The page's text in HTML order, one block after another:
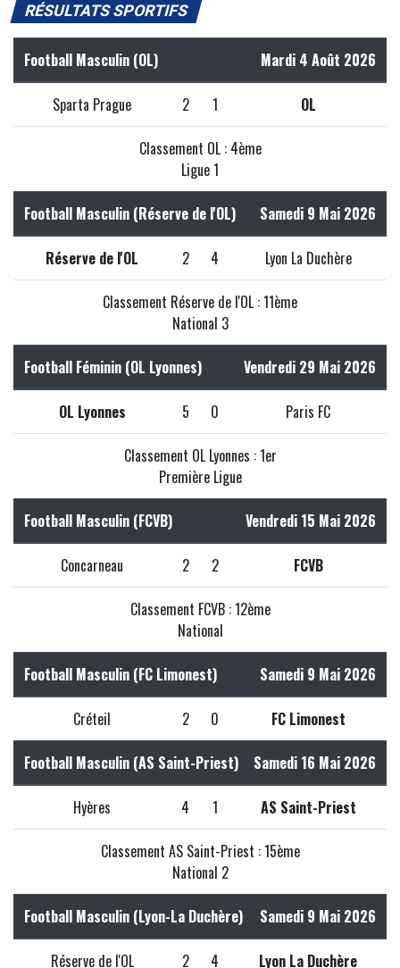
RÉSULTATS SPORTIFS
Football Masculin (OL) Mardi 4 Août 2026
Sparta Prague 2 1 OL
Classement OL : 4ème
Ligue 1
Football Masculin (Réserve de l'OL) Samedi 9 Mai 2026
Réserve de l'OL 2 4 Lyon La Duchère
Classement Réserve de l'OL : 11ème
National 3
Football Féminin (OL Lyonnes) Vendredi 29 Mai 2026
OL Lyonnes 5 0 Paris FC
Classement OL Lyonnes : 1er
Première Ligue
Football Masculin (FCVB) Vendredi 15 Mai 2026
Concarneau 2 2 FCVB
Classement FCVB : 12ème
National
Football Masculin (FC Limonest) Samedi 9 Mai 2026
Créteil 2 0 FC Limonest
Football Masculin (AS Saint-Priest) Samedi 16 Mai 2026
Hyères 4 1 AS Saint-Priest
Classement AS Saint-Priest : 15ème
National 2
Football Masculin (Lyon-La Duchère) Samedi 9 Mai 2026
Réserve de l'OL 2 4 Lyon La Duchère